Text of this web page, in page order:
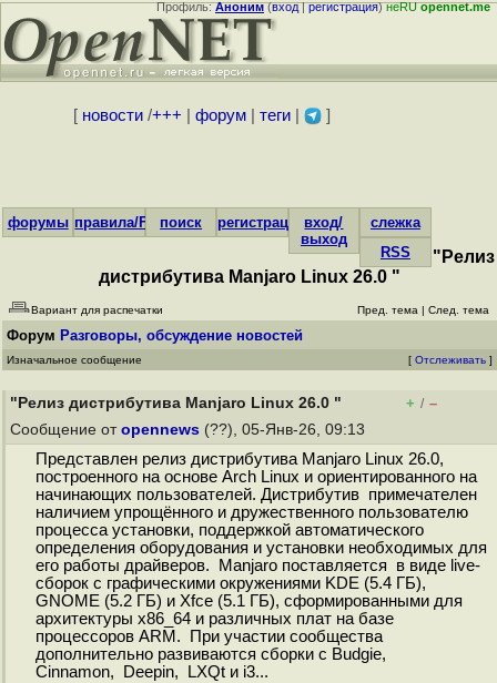
Профиль:Аноним(вход|регистрация)неRUopennet.me
[ новости/+++ форум| теги| ]
форумы правила/FAQпоиск регистрациявход/
выход
слежка
RSS
"Релиз
дистрибутива Manjaro Linux 26.0 "
Вариант для распечатки Пред. тема | След. тема
Форум Разговоры, обсуждение новостей
Изначальное сообщение [ Отслеживать ]
"Релиз дистрибутива Manjaro Linux 26.0 " + / –
Сообщение от opennews (??), 05-Янв-26, 09:13
Представлен релиз дистрибутива Manjaro Linux 26.0,
построенного на основе Arch Linux и ориентированного на
начинающих пользователей. Дистрибутив примечателен
наличием упрощённого и дружественного пользователю
процесса установки, поддержкой автоматического
определения оборудования и установки необходимых для
его работы драйверов. Manjaro поставляется в виде live-
сборок с графическими окружениями KDE (5.4 ГБ),
GNOME (5.2 ГБ) и Xfce (5.1 ГБ), сформированными для
архитектуры x86_64 и различных плат на базе
процессоров ARM. При участии сообщества
дополнительно развиваются сборки с Budgie,
Cinnamon, Deepin, LXQt и i3...